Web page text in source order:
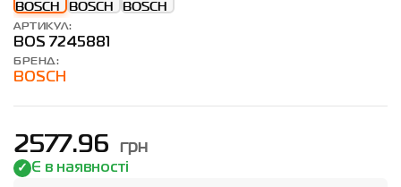
АРТИКУЛ:
BOS 7245881
БРЕНД:
BOSCH
2577.96 грн
Є в наявності